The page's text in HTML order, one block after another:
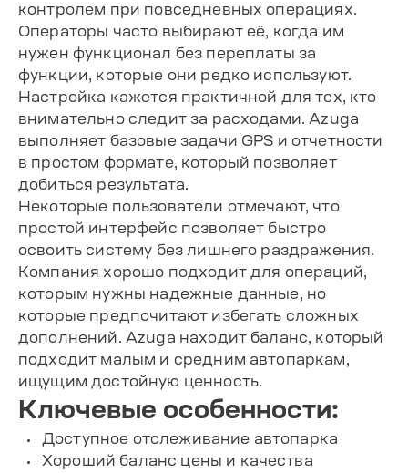
контролем при повседневных операциях.
Операторы часто выбирают её, когда им
нужен функционал без переплаты за
функции, которые они редко используют.
Настройка кажется практичной для тех, кто
внимательно следит за расходами. Azuga
выполняет базовые задачи GPS и отчетности
в простом формате, который позволяет
добиться результата.
Некоторые пользователи отмечают, что
простой интерфейс позволяет быстро
освоить систему без лишнего раздражения.
Компания хорошо подходит для операций,
которым нужны надежные данные, но
которые предпочитают избегать сложных
дополнений. Azuga находит баланс, который
подходит малым и средним автопаркам,
ищущим достойную ценность.
Ключевые особенности:
Доступное отслеживание автопарка
Хороший баланс цены и качества